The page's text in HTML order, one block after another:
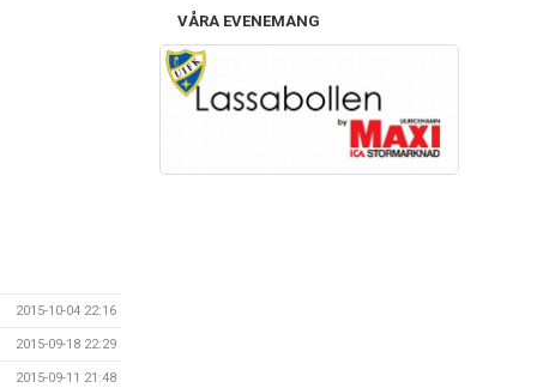
2015-10-04 22:16
2015-09-18 22:29
2015-09-11 21:48
VÅRA EVENEMANG